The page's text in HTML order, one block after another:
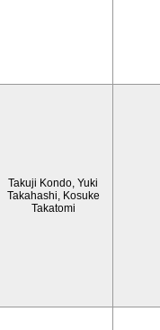
Takuji Kondo, Yuki
Takahashi, Kosuke
Takatomi